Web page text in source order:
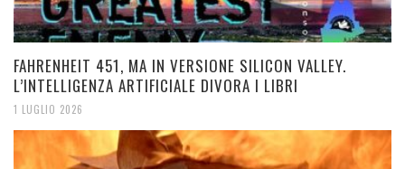
FAHRENHEIT 451, MA IN VERSIONE SILICON VALLEY.
L’INTELLIGENZA ARTIFICIALE DIVORA I LIBRI
1 LUGLIO 2026